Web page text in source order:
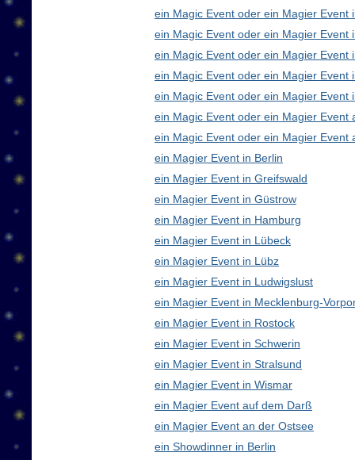
ein Magic Event oder ein Magier Event
ein Magic Event oder ein Magier Event
ein Magic Event oder ein Magier Event
ein Magic Event oder ein Magier Event
ein Magic Event oder ein Magier Event
ein Magic Event oder ein Magier Event
ein Magic Event oder ein Magier Event
ein Magier Event in Berlin
ein Magier Event in Greifswald
ein Magier Event in Güstrow
ein Magier Event in Hamburg
ein Magier Event in Lübeck
ein Magier Event in Lübz
ein Magier Event in Ludwigslust
ein Magier Event in Mecklenburg-
ein Magier Event in Rostock
ein Magier Event in Schwerin
ein Magier Event in Stralsund
ein Magier Event in Wismar
ein Magier Event auf dem Darß
ein Magier Event an der Ostsee
ein Showdinner in Berlin